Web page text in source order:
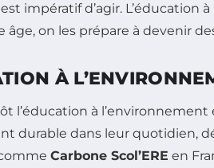
impératif d’agir.
âge, on les prépare à devenir
À
l’éducation à
durable dans leur quotidien,
Carbone Scol’ERE en